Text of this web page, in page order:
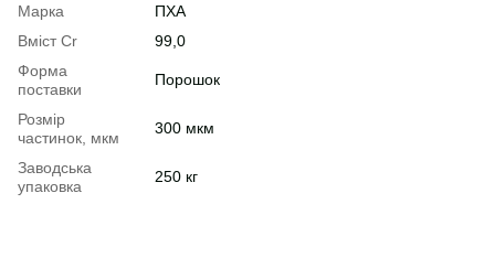
Марка
ПХА
Вміст Cr
99,0
Форма
поставки
Порошок
Розмір
частинок, мкм
300 мкм
Заводська
упаковка
250 кг